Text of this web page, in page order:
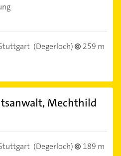
(Degerloch)
259 m
Mechthild
(Degerloch)
189 m